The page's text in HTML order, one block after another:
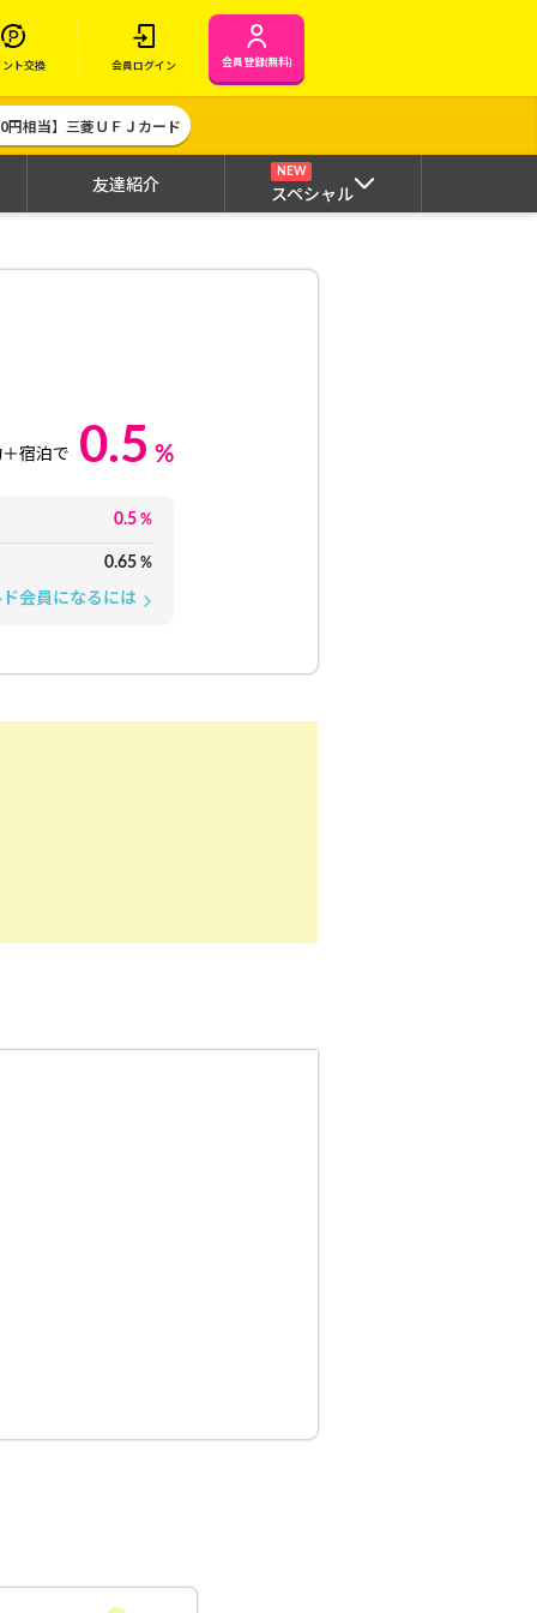
ント交換 会員ログイン 会員登録(無料)
円相当】三菱ＵＦＪカード
友達紹介
NEW
スペシャル
宿泊で 0.5 %
0.5 %
0.65 %
会員になるには arrow_forward_ios